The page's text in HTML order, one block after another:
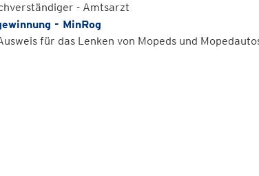
- Amtsarzt
- MinRog
für das Lenken von Mopeds und